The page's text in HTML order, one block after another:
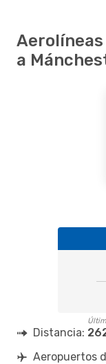
a
Distancia:
Aeropuertos